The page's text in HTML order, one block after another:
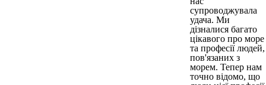
супроводжувала
удача. Ми
дізналися багато
цікавого про море
та професії людей,
пов'язаних з
морем. Тепер нам
точно відомо, що